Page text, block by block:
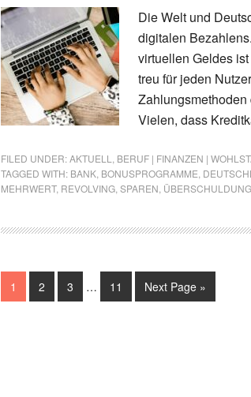
Die Welt und
digitalen
virtuellen Geldes
treu für jeden
Vielen, dass
FILED UNDER:AKTUELL BERUF | FINANZEN |
TAGGED WITH: BANK BONUSPROGRAMME
MEHRWERT, REVOLVING SPAREN ÜBERSCHULDUNG
1 2 3 … 11 Next Page »